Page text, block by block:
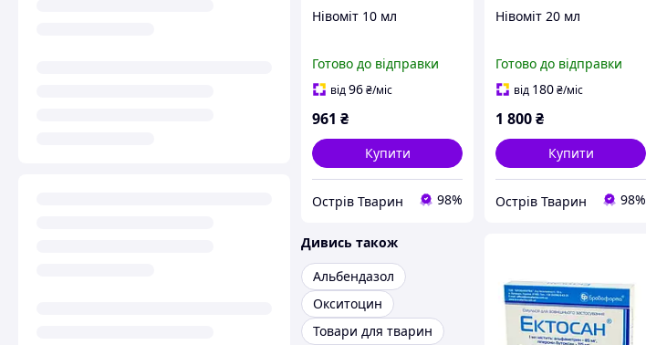
Нівоміт 10 мл
Готово до відправки
від96₴/міс
961 ₴
Купити
Острів Тварин 98%
Нівоміт 20 мл
Готово до відправки
від 180₴/міс
1 800₴
Купити
Острів Тварин 98%
Дивись також
Альбендазол
Окситоцин
Товари для тварин